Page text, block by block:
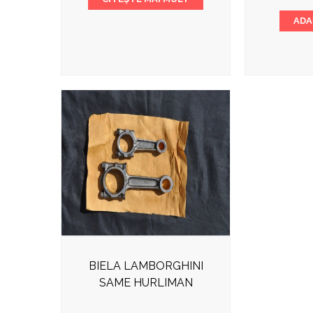
BIELA LAMBORGHINI
SAME HURLIMAN